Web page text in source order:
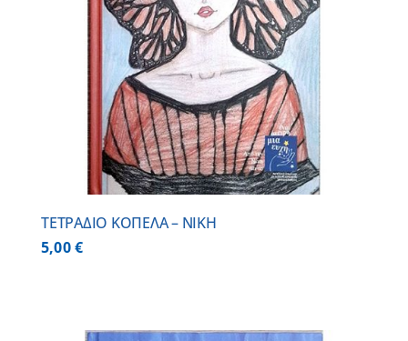
ΤΕΤΡΑΔΙΟ ΚΟΠΕΛΑ – ΝΙΚΗ
5,00€